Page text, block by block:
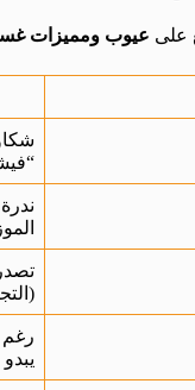
على عيوب ومميزات
رغم